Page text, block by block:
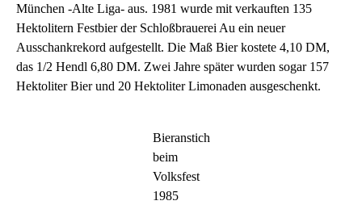
München -Alte Liga- aus. 1981 wurde mit verkauften 135
Hektolitern Festbier der Schloßbrauerei Au ein neuer
Ausschankrekord aufgestellt. Die Maß Bier kostete 4,10 DM,
das 1/2 Hendl 6,80 DM. Zwei Jahre später wurden sogar 157
Hektoliter Bier und 20 Hektoliter Limonaden ausgeschenkt.
Bieranstich
beim
Volksfest
1985